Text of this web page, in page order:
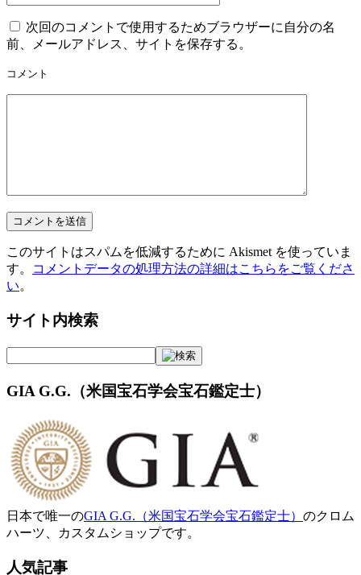
次回のコメントで使用するためブラウザーに自分の名
前、メールアドレス、サイトを保存する。
コメント
このサイトはスパムを低減するために Akismet を使っていま
す。
コメントデータの処理方法の詳細はこちらをご覧くださ
い。
サイト内検索
GIA G.G.（米国宝石学会宝石鑑定士）
日本で唯一のGIA G.G.（米国宝石学会宝石鑑定士） のクロム
ハーツ、カスタムショップです。
人気記事